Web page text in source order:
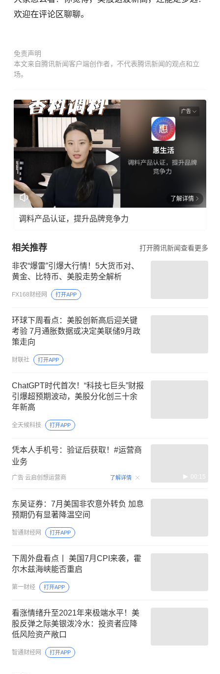
欢迎在评论区聊聊。
免责声明
本文来自腾讯新闻客户端创作者，不代表腾讯新闻的观点和立
场。
广告
了解详情
调料产品认证，提升品牌竞争力
相关推荐 打开腾讯新闻查看更多
非农“爆雷”引爆大行情！5大货币对、
黄金、比特币、美股走势全解析
FX168财经网 打开APP
环球下周看点：美股创新高后迎关键
考验 7月通胀数据或决定美联储9月政
策走向
财联社 打开APP
ChatGPT时代首次！“科技七巨头”财报
引爆超预期波动，美股分化创三十余
年新高
全天候科技 打开APP
凭本人手机号：验证后获取！#运营商
业务
广告 云启创想运营商 了解详情 00:15
东吴证券：7月美国非农意外转负 加息
预期仍有显著降温空间
智通财经网 打开APP
下周外盘看点丨 美国7月CPI来袭，霍
尔木兹海峡能否重启
第一财经 打开APP
看涨情绪升至2021年来极端水平！美
股反弹之际美银泼冷水：投资者应降
低风险资产敞口
智通财经网 打开APP